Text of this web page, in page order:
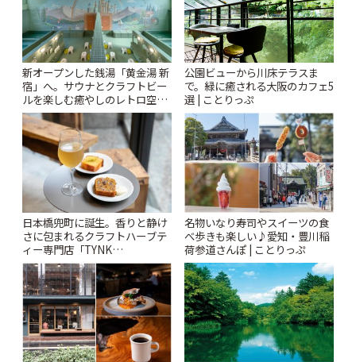
新オープンした銭湯「黄金湯 新
宿」へ。サウナとクラフトビー
ルを楽しむ癒やしのレトロ空間
| ことりっぷ
公園ビューから川床テラスま
で。緑に癒される大阪のカフェ5
選 | ことりっぷ
日本橋兜町に誕生。香りと静け
さに包まれるクラフトハーブテ
ィー専門店「TYNK
Kabutocho」 | ことりっぷ
名物いなり寿司やスイーツの食
べ歩きも楽しい♪愛知・豊川稲
荷参道さんぽ | ことりっぷ